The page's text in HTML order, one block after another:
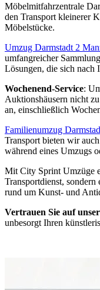
Möbelmitfahrzentrale
den Transport kleinerer
Möbelstücke.
Umzug Darmstadt 2
umfangreicher
Lösungen, die sich nach
Wochenend-Service:
Auktionshäusern nicht
an, einschließlich
Familienumzug
Transport bieten wir
während eines Umzugs
Mit City Sprint Umzüge
Transportdienst, sondern
rund um Kunst- und
Vertrauen Sie auf
unbesorgt Ihren